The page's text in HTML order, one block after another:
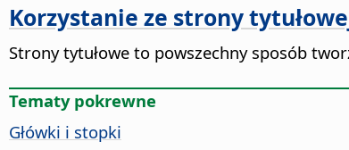
Korzystanie ze strony
Strony tytułowe to powszechny sposób
Tematy pokrewne
Główki i stopki